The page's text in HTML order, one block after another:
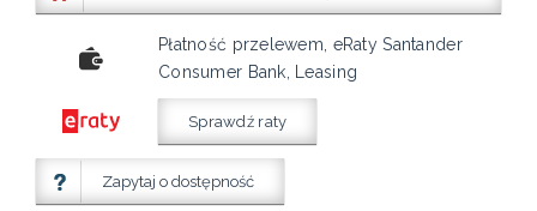
Płatność przelewem, eRaty Santander
Consumer Bank, Leasing
Sprawdź raty
Zapytaj o dostępność